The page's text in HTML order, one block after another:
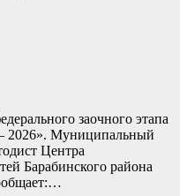
заочного этапа
2026». Муниципальный
Центра
Барабинского района